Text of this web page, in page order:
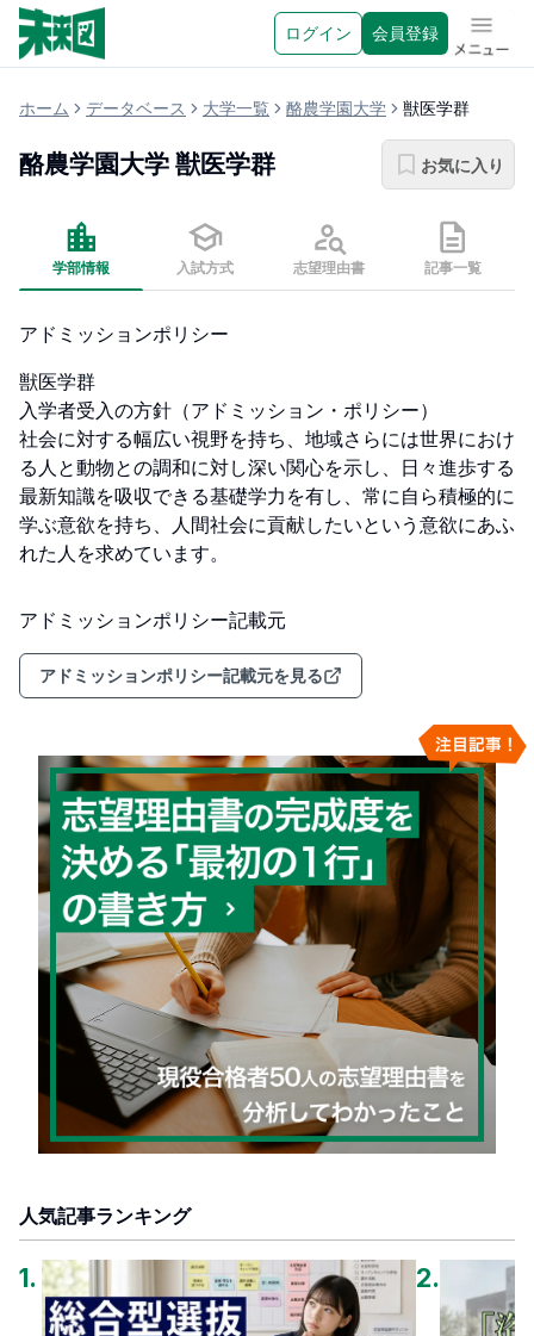
ログイン 会員登録 メニュ
ホーム データベース 大学一覧 酪農学園大学 獣医学群
酪農学園大学 獣医学群 お気に入り
学部情報 入試方式 志望理由書 記事一覧
アドミッションポリシー
獣医学群
入学者受入の方針（アドミッション・ポリシー）
社会に対する幅広い視野を持ち、地域さらには世界におけ
る人と動物との調和に対し深い関心を示し、日々進歩する
最新知識を吸収できる基礎学力を有し、常に自ら積極的に
学ぶ意欲を持ち、人間社会に貢献したいという意欲にあふ
れた人を求めています。
アドミッションポリシー記載元
アドミッションポリシー記載元を見る
人気記事ランキング
1 . 2.